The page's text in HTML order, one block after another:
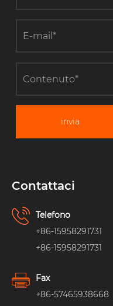
invia
Contattaci
Telefono
+86-15958291731
+86-15958291731
Fax
+86-57465938668